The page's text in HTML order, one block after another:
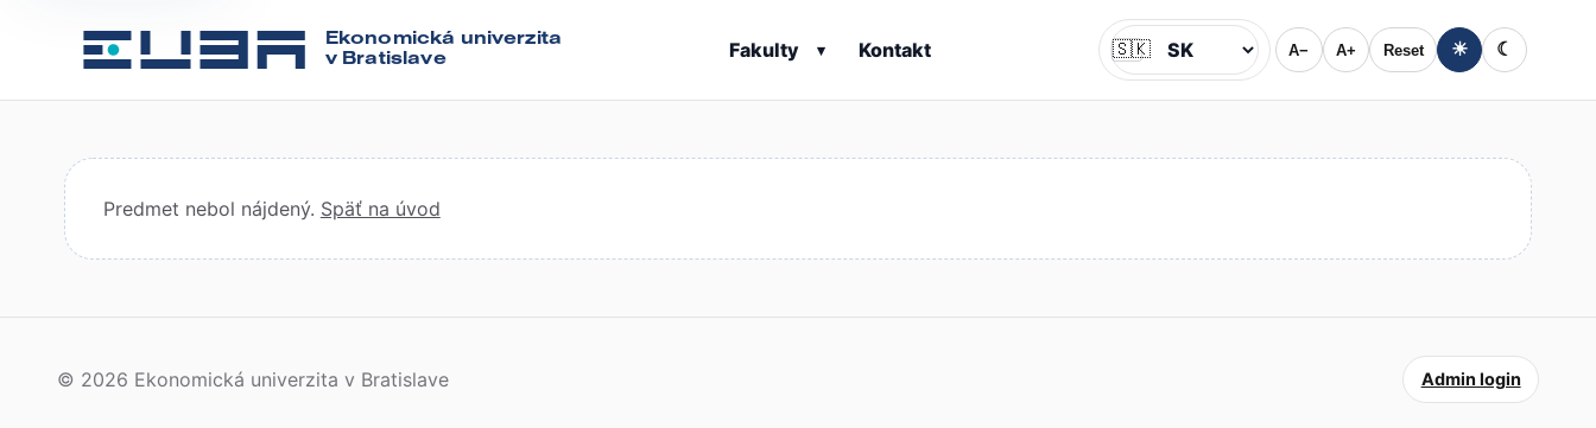
Ekonomická univerzita
v Bratislave
Fakulty ▾ Kontakt Jazyk
🇸🇰 A− A+ Reset ☀ ☾
Predmet nebol nájdený. Späť na úvod
© 2026 Ekonomická univerzita v Bratislave Admin login